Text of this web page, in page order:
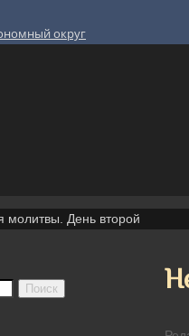
округ
молитвы. День второй
Поиск